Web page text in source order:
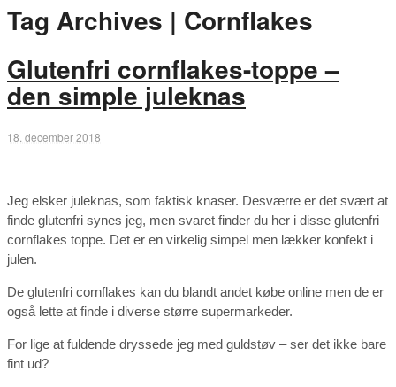
Tag Archives | Cornflakes
Glutenfri cornflakes-toppe –
den simple juleknas
18. december 2018
Jeg elsker juleknas, som faktisk knaser. Desværre er det svært at
finde glutenfri synes jeg, men svaret finder du her i disse glutenfri
cornflakes toppe. Det er en virkelig simpel men lækker konfekt i
julen.
De glutenfri cornflakes kan du blandt andet købe online men de er
også lette at finde i diverse større supermarkeder.
For lige at fuldende dryssede jeg med guldstøv – ser det ikke bare
fint ud?